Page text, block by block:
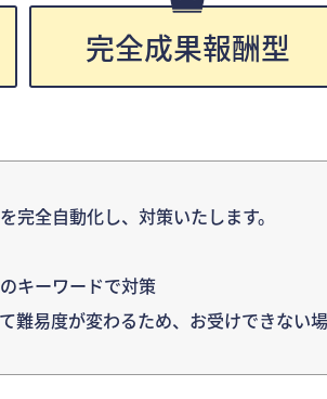
完全成果報酬型
完全自動化し、対策いたします。
キーワードで対策
易度が変わるため、 お受けできない